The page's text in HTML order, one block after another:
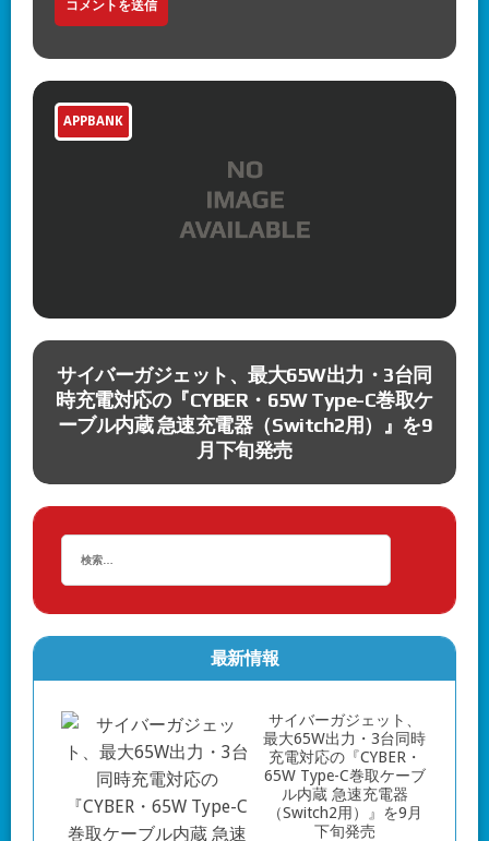
APPBANK
サイバーガジェット、最大65W出力・3台同
時充電対応の『CYBER・65W Type-C巻取ケ
ーブル内蔵 急速充電器（Switch2用）』を9
月下旬発売
最新情報
サイバーガジェット、
最大65W出力・3台同時
充電対応の『CYBER・
65W Type-C巻取ケーブ
ル内蔵 急速充電器
（Switch2用）』を9月
下旬発売